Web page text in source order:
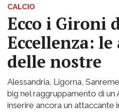
CALCIO
Ecco i Gironi
Eccellenza:
delle nostre
Alessandria, Ligorna,
big nel raggruppamento di un
inserire ancora un attaccante